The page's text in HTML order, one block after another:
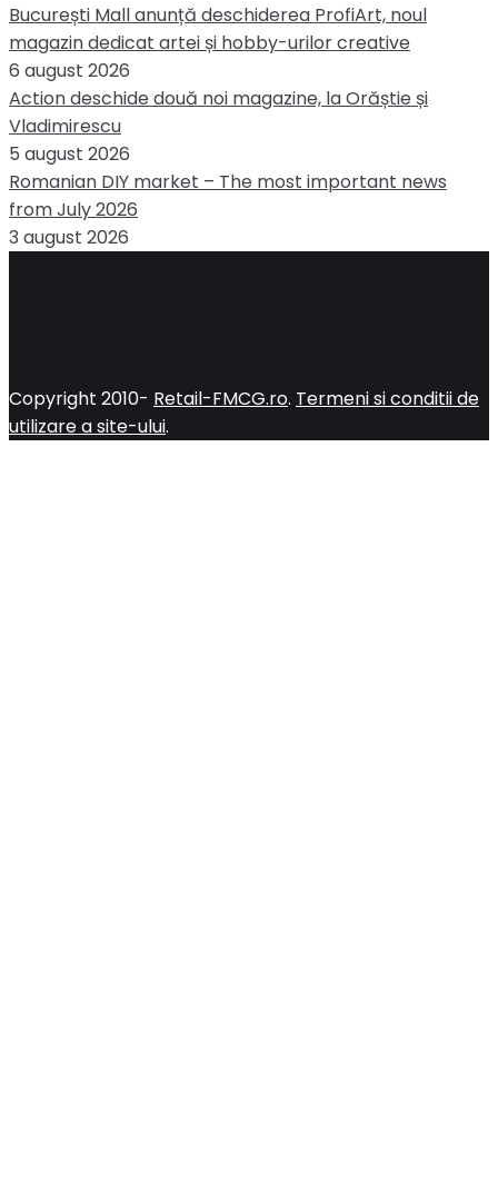
București Mall anunță deschiderea ProfiArt, noul
magazin dedicat artei și hobby-urilor creative
6 august 2026
Action deschide două noi magazine, la Orăștie și
Vladimirescu
5 august 2026
Romanian DIY market – The most important news
from July 2026
3 august 2026
Copyright 2010- Retail-FMCG.ro. Termeni si conditii de
utilizare a site-ului.